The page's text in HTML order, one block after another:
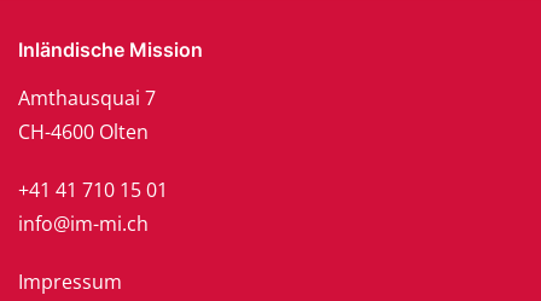
Inländische Mission
Amthausquai 7
CH-4600 Olten
+41 41 710 15 01
info@im-mi.ch
Impressum